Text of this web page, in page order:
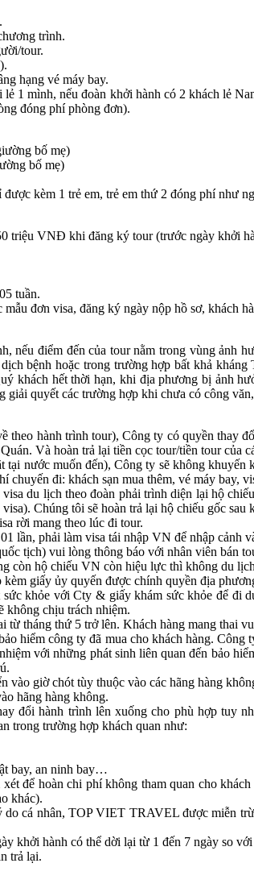
trình.
tour.
hạng vé máy bay.
1 mình, nếu đoàn khởi hành có 2 khách lẻ
đóng phí phòng đơn).
bố mẹ)
bố mẹ)
kèm 1 trẻ em, trẻ em thứ 2 đóng phí như
triệu VNĐ khi đăng ký tour (trước ngày khởi
tuần.
đơn visa, đăng ký ngày nộp hồ sơ, khách
nếu điểm đến của tour nằm trong vùng ảnh
bệnh hoặc trong trường hợp bất khả
khách hết thời hạn, khi địa phương bị ảnh
quyết các trường hợp khi chưa có công
theo hành trình tour), Công ty có quyền thay
Và hoàn trả lại tiền cọc tour/tiền tour của
nước muốn đến), Công ty sẽ không
đi: khách sạn mua thêm, vé máy bay,
du lịch theo đoàn phải trình diện lại hộ
Chúng tôi sẽ hoàn trả lại hộ chiếu gốc
rời mang theo lúc đi tour.
lần, phải làm visa tái nhập VN để nhập cảnh
tịch) vui lòng thông báo với nhân viên bán
còn hộ chiếu VN còn hiệu lực thì không du
giấy ủy quyến được chính quyền địa
khỏe với Cty & giấy khám sức khỏe để đi
không chịu trách nhiệm.
từ tháng thứ 5 trở lên. Khách hàng mang thai
hiểm công ty đã mua cho khách hàng.
với những phát sinh liên quan đến bảo
vào giờ chót tùy thuộc vào các hãng hàng
hãng hàng không.
đổi hành trình lên xuống cho phù hợp
trong trường hợp khách quan như:
bay, an ninh bay…
để hoàn chi phí không tham quan cho
khác).
cá nhân, TOP VIET TRAVEL được miễn
khởi hành có thể dời lại từ 1 đến 7 ngày so
trả lại.